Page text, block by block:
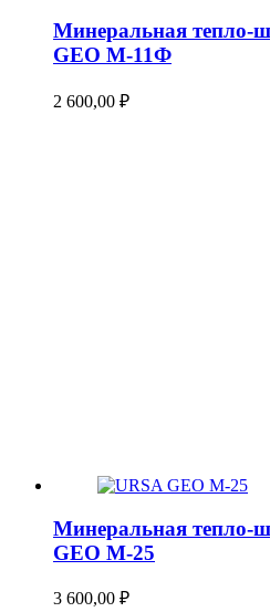
Минеральная тепло-
GEO М-11Ф
2 600,00 ₽
Минеральная тепло-
GEO М-25
3 600,00 ₽